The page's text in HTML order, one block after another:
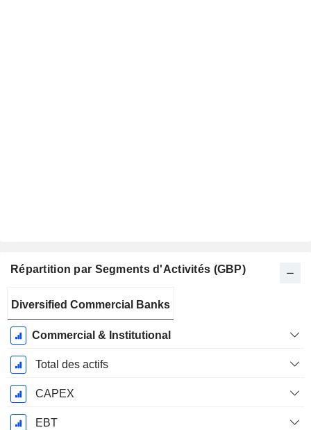
Répartition par Segments d'Activités (GBP)
Fiscale:
Décembre
Diversified Commercial Banks
Commercial & Institutional
Total des actifs
CAPEX
EBT